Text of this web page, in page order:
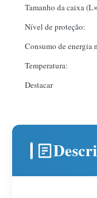
Tamanho da caixa
Nível de proteção:
Consumo de energia
Temperatura:
Destacar